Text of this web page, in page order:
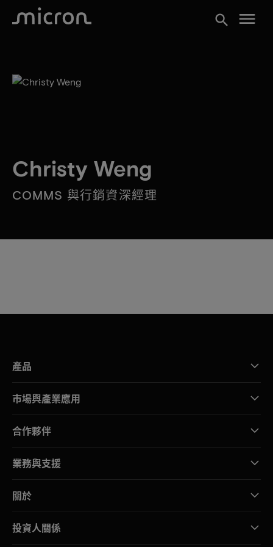
search menu
Christy Weng
COMMS 與行銷資深經理
產品
市場與產業應用
合作夥伴
業務與支援
關於
投資人關係